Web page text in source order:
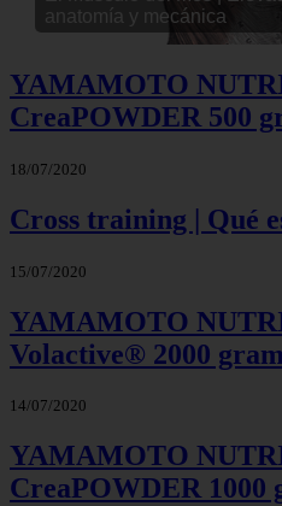
avanzada)
YAMAMOTO
CreaPOWDER 500
18/07/2020
Cross training | Qué
15/07/2020
YAMAMOTO
Volactive® 2000
14/07/2020
YAMAMOTO
CreaPOWDER 1000